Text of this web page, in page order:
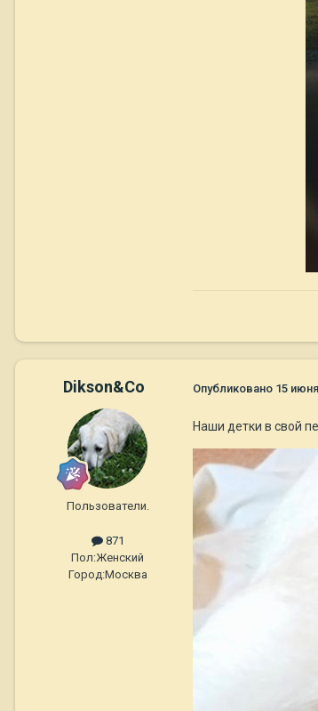
Dikson&Co
Пользователи.
871
Пол:Женский
Город:Москва
Опубликовано 15
Наши детки в свой